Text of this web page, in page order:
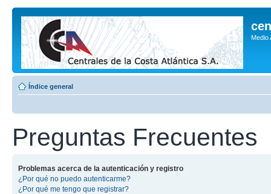
Medio
Índice general
Preguntas Frecuentes
Problemas acerca de la autenticación y registro
¿Por qué no puedo autenticarme?
¿Por qué me tengo que registrar?